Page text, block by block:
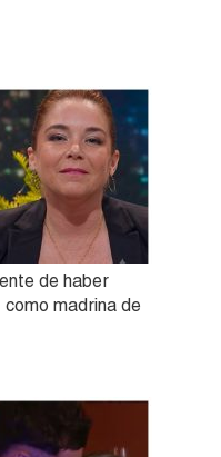
de haber
madrina de